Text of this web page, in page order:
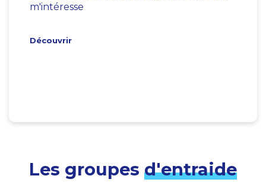
m'intéresse
Découvrir
Les groupes d'entraide